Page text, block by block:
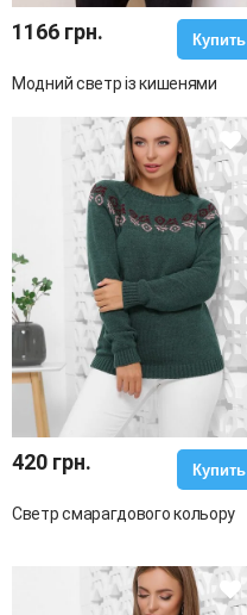
1166 грн. Купить
Модний светр із кишенями
420 грн. Купить
Светр смарагдового кольору